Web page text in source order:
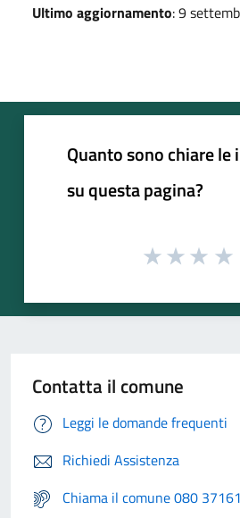
Ultimo aggiornamento: 9
Quanto sono chiare
su questa pagina?
Contatta il comune
Leggi le domande frequenti
Richiedi Assistenza
Chiama il comune 080